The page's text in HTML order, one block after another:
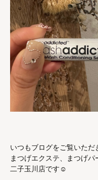
いつもブログをご覧いただ
まつげエクステ、まつげ
二子玉川店です☺︎